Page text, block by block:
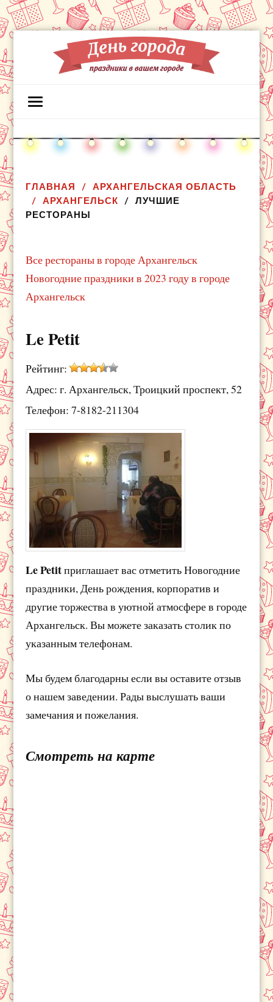
ГЛАВНАЯ
АРХАНГЕЛЬСКАЯ ОБЛАСТЬ
АРХАНГЕЛЬСК
ЛУЧШИЕ
РЕСТОРАНЫ
Все рестораны в городе Архангельск
Новогодние праздники в 2023 году в городе
Архангельск
Le Petit
Рейтинг:
Адрес: г. Архангельск, Троицкий проспект, 52
Телефон: 7-8182-211304
Le Petitприглашает вас отметить Новогодние
праздники, День рождения, корпоратив и
другие торжества в уютной атмосфере в городе
Архангельск. Вы можете заказать столик по
указанным телефонам.
Мы будем благодарны если вы оставите отзыв
о нашем заведении. Рады выслушать ваши
замечания и пожелания.
Смотреть на карте